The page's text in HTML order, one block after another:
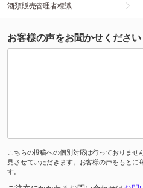
酒類販売管理者標識
お客様の声をお聞かせください
こちらの投稿への個別対応は行っておりませ
見させていただきます。お客様の声をもとに
す。